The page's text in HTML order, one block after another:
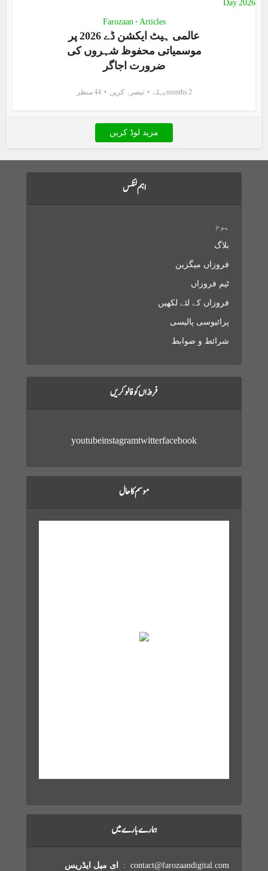
Articles
•
Farozaan
عالمی ہیٹ ایکشن ڈے 2026 پر
موسمیاتی محفوظ شہروں کی
ضرورت اجاگر
2 months پہلے تبصرہ کریں 44 منظر
مزید لوڈ کریں
اہم لنکس
ہوم
بلاگ
فروزاں میگزین
ٹیم فروزاں
فروزاں کے لئے لکھیں
پرائیوسی پالیسی
شرائط و ضوابط
فروزاں کو فالو کریں
facebook
twitter
instagram
youtube
موسم کا حال
ہمارے بارے میں
contact@farozaandigital.com : ای میل ایڈریس